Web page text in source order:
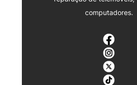
computadores.